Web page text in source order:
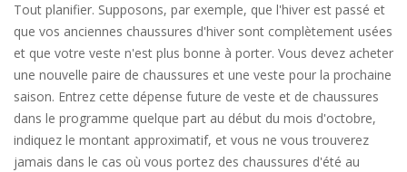
Tout planifier. Supposons, par exemple, que l'hiver est passé et
que vos anciennes chaussures d'hiver sont complètement usées
et que votre veste n'est plus bonne à porter. Vous devez acheter
une nouvelle paire de chaussures et une veste pour la prochaine
saison. Entrez cette dépense future de veste et de chaussures
dans le programme quelque part au début du mois d'octobre,
indiquez le montant approximatif, et vous ne vous trouverez
jamais dans le cas où vous portez des chaussures d'été au